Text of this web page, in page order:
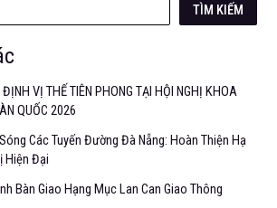
TÌM KIẾM
VỊ THẾ TIÊN PHONG TẠI HỘI NGHỊ KHOA
QUỐC 2026
Các Tuyến Đường Đà Nẵng: Hoàn Thiện Hạ
Hiện Đại
Bàn Giao Hạng Mục Lan Can Giao Thông